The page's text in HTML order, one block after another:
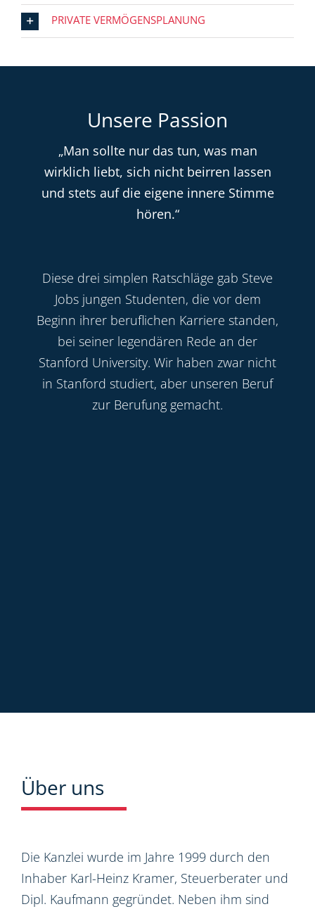
PRIVATE VERMÖGENSPLANUNG
Unsere Passion
„Man sollte nur das tun, was man
wirklich liebt, sich nicht beirren lassen
und stets auf die eigene innere Stimme
hören.“
Diese drei simplen Ratschläge gab Steve
Jobs jungen Studenten, die vor dem
Beginn ihrer beruflichen Karriere standen,
bei seiner legendären Rede an der
Stanford University. Wir haben zwar nicht
in Stanford studiert, aber unseren Beruf
zur Berufung gemacht.
Über uns
Die Kanzlei wurde im Jahre 1999 durch den
Inhaber Karl-Heinz Kramer, Steuerberater und
Dipl. Kaufmann gegründet. Neben ihm sind